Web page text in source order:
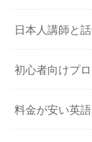
日本人講師と
初心者向けプ
料金が安い英